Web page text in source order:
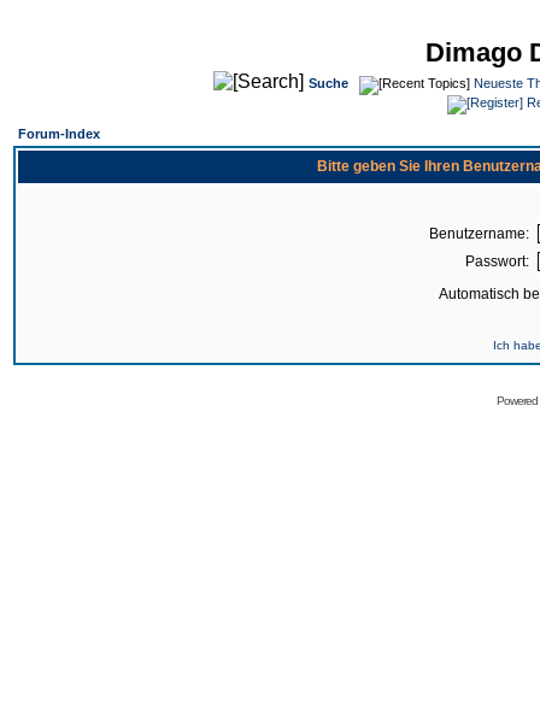
Dimago
Suche
Neueste
Forum-Index
Bitte geben Sie Ihren
Benutzername:
Passwort:
Automatisch
Ich